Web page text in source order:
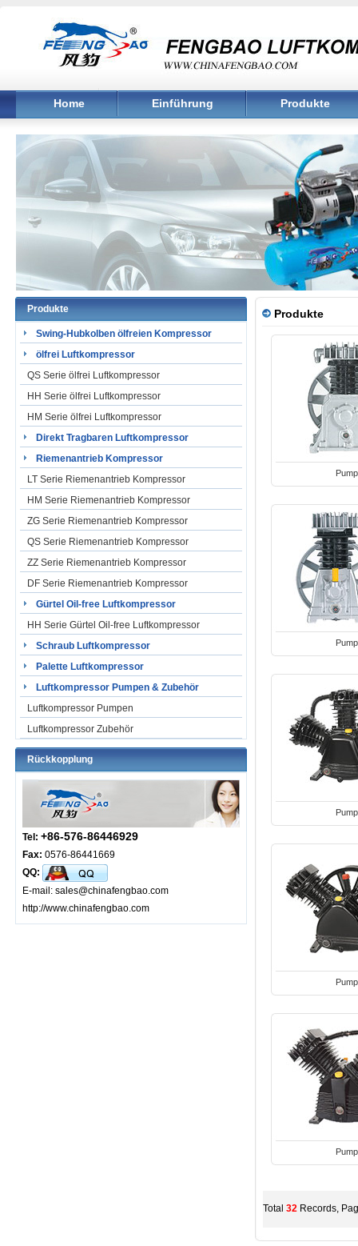
Home Einführung Produkte
Produkte
Swing-Hubkolben ölfreien Kompressor
ölfrei Luftkompressor
QS Serie ölfrei Luftkompressor
HH Serie ölfrei Luftkompressor
HM Serie ölfrei Luftkompressor
Direkt Tragbaren Luftkompressor
Riemenantrieb Kompressor
LT Serie Riemenantrieb Kompressor
HM Serie Riemenantrieb Kompressor
ZG Serie Riemenantrieb Kompressor
QS Serie Riemenantrieb Kompressor
ZZ Serie Riemenantrieb Kompressor
DF Serie Riemenantrieb Kompressor
Gürtel Oil-free Luftkompressor
HH Serie Gürtel Oil-free Luftkompressor
Schraub Luftkompressor
Palette Luftkompressor
Luftkompressor Pumpen & Zubehör
Luftkompressor Pumpen
Luftkompressor Zubehör
Rückkopplung
Tel: +86-576-86446929
Fax: 0576-86441669
QQ:
E-mail: sales@chinafengbao.com
http://www.chinafengbao.com
Produkte
Pump
Pump
Pump
Pump
Pump
Total 32Records,